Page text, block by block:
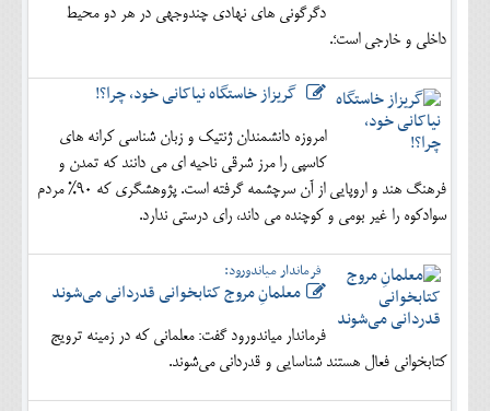
دگرگونی های نهادی چندوجهی در هر دو محیط
داخلی و خارجی است؛.
گریزاز خاستگاه نیاکانی خود، چرا؟!
امروزه دانشمندان ژنتیک و زبان شناسی کرانه های
کاسپی را مرز شرقی ناحیه ای می دانند که تمدن و
فرهنگ هند و اروپایی از آن سرچشمه گرفته است. پژوهشگری که 90% مردم
سوادکوه را غیر بومی و کوچنده می داند، رای درستی ندارد.
فرماندار میاندورود:
معلمانِ مروج کتابخوانی قدردانی می‌شوند
فرماندار میاندورود گفت: معلمانی که در زمینه ترویج
کتابخوانی فعال هستند شناسایی و قدردانی می‌شوند.